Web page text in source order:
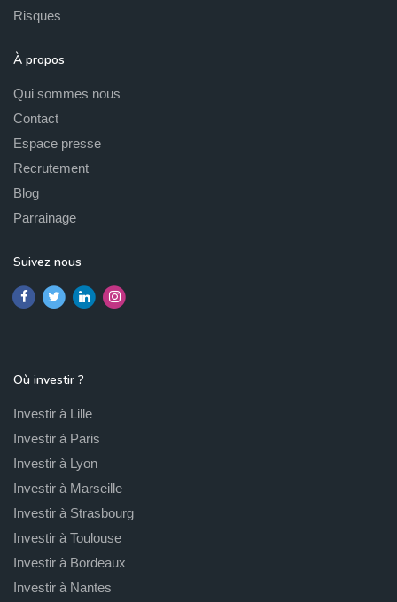
Risques
À propos
Qui sommes nous
Contact
Espace presse
Recrutement
Blog
Parrainage
Suivez nous
Où investir ?
Investir à Lille
Investir à Paris
Investir à Lyon
Investir à Marseille
Investir à Strasbourg
Investir à Toulouse
Investir à Bordeaux
Investir à Nantes